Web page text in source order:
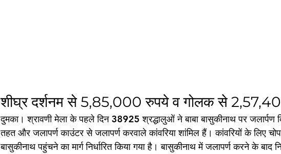
शीघ्र दर्शनम से 5,85,000 रुपये व गोलक से
दुमका। श्रावणी मेला के पहले दिन 38925 श्रद्धालुओं ने बाबा बासुकीनाथ पर जलार्पण
तहत और जलापर्ण काउंटर से जलापर्ण करवाले कांवरिया शांमिल हैं। कांवरियों के लिए
बासुकीनाथ पहुंचने का मार्ग निर्धारित किया गया है। बासुकीनाथ में जलापर्ण करने के बाद